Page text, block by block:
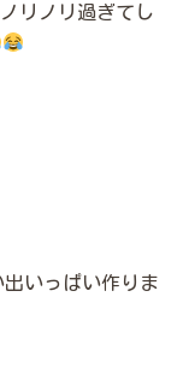
リノリ過ぎてし
いっぱい作りま